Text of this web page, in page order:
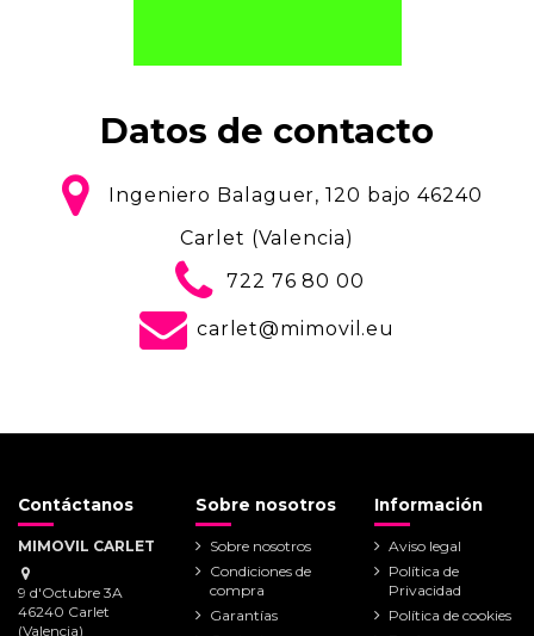
Datos de contacto
Ingeniero Balaguer, 120 bajo 46240
Carlet (Valencia)
722 76 80 00
carlet@mimovil.eu
Contáctanos
MIMOVIL CARLET
9 d'Octubre 3A
46240 Carlet
(Valencia)
Sobre nosotros
Sobre nosotros
Condiciones de
compra
Garantías
Información
Aviso legal
Política de
Privacidad
Política de cookies